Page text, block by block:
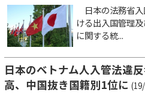
日本の法務省
ける出入国管理
に関する統...
日本のベトナム人入管法違
高、中国抜き国籍別1位に